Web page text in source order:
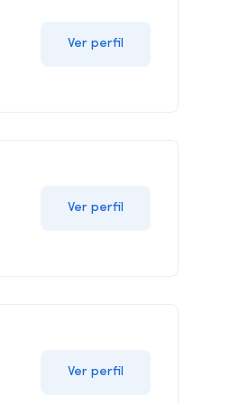
Ver perfil
Ver perfil
Ver perfil